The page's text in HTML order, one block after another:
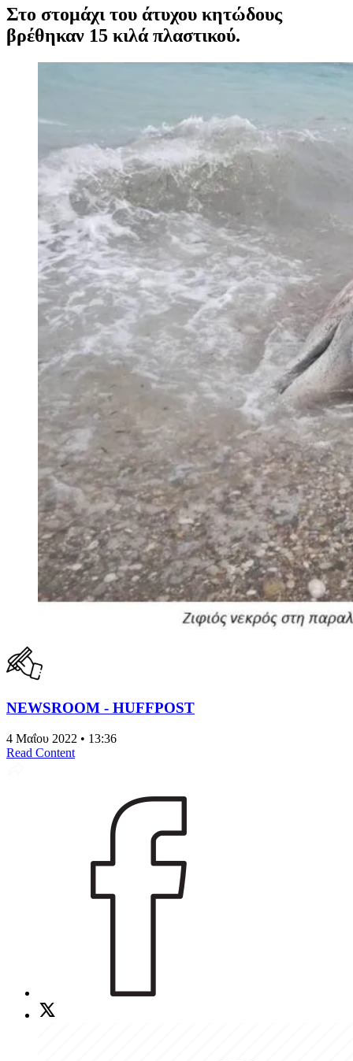
Στο στομάχι του άτυχου κητώδους
βρέθηκαν 15 κιλά πλαστικού.
NEWSROOM - HUFFPOST
4 Μαΐου 2022 • 13:36
Read Content